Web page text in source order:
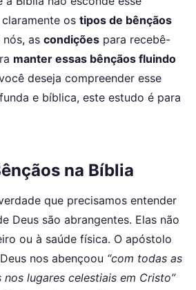
os tipos de bênçãos
as condições para recebê-
manter essas bênçãos fluindo
deseja compreender esse
e bíblica, este estudo é para
na Bíblia
que precisamos entender
Deus são abrangentes. Elas não
ou à saúde física. O apóstolo
nos abençoou “com todas as
lugares celestiais em Cristo”